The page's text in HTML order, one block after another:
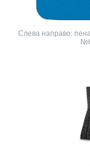
Слева направо: